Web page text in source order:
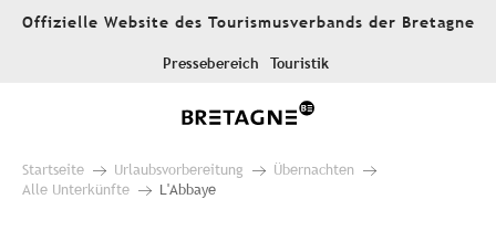
AllerOffizielle Website des Tourismusverbands der Bretagne
Pressebereich Touristik
Startseite Urlaubsvorbereitung
Übernachten
Alle Unterkünfte
L'Abbaye